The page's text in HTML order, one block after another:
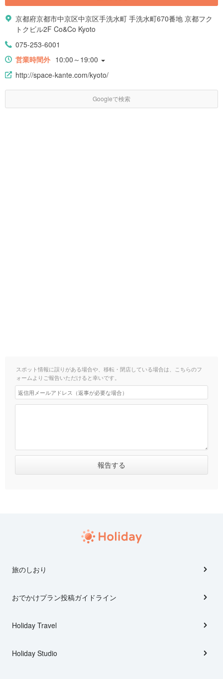
京都府京都市中京区中京区手洗水町 手洗水町670番地 京都フク
トクビル2F Co&Co Kyoto
075-253-6001
営業時間外 10:00～19:00
http://space-kante.com/kyoto/
Googleで検索
スポット情報に誤りがある場合や、移転・閉店している場合は、こちらのフ
ォームよりご報告いただけると幸いです。
旅のしおり
おでかけプラン投稿ガイドライン
Holiday Travel
Holiday Studio